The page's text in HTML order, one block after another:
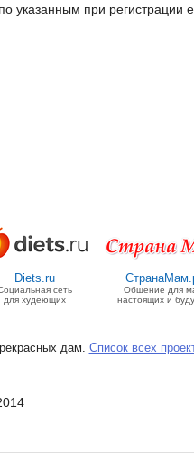
указанным при регистрации
Diets.ru
сеть
для худеющих
Общение для
настоящих и
дам. Список всех